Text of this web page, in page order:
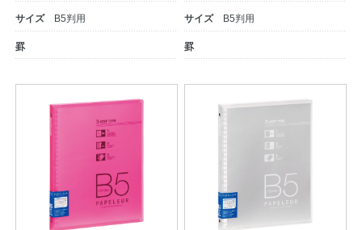
サイズ B5判用
罫
サイズ B5判用
罫